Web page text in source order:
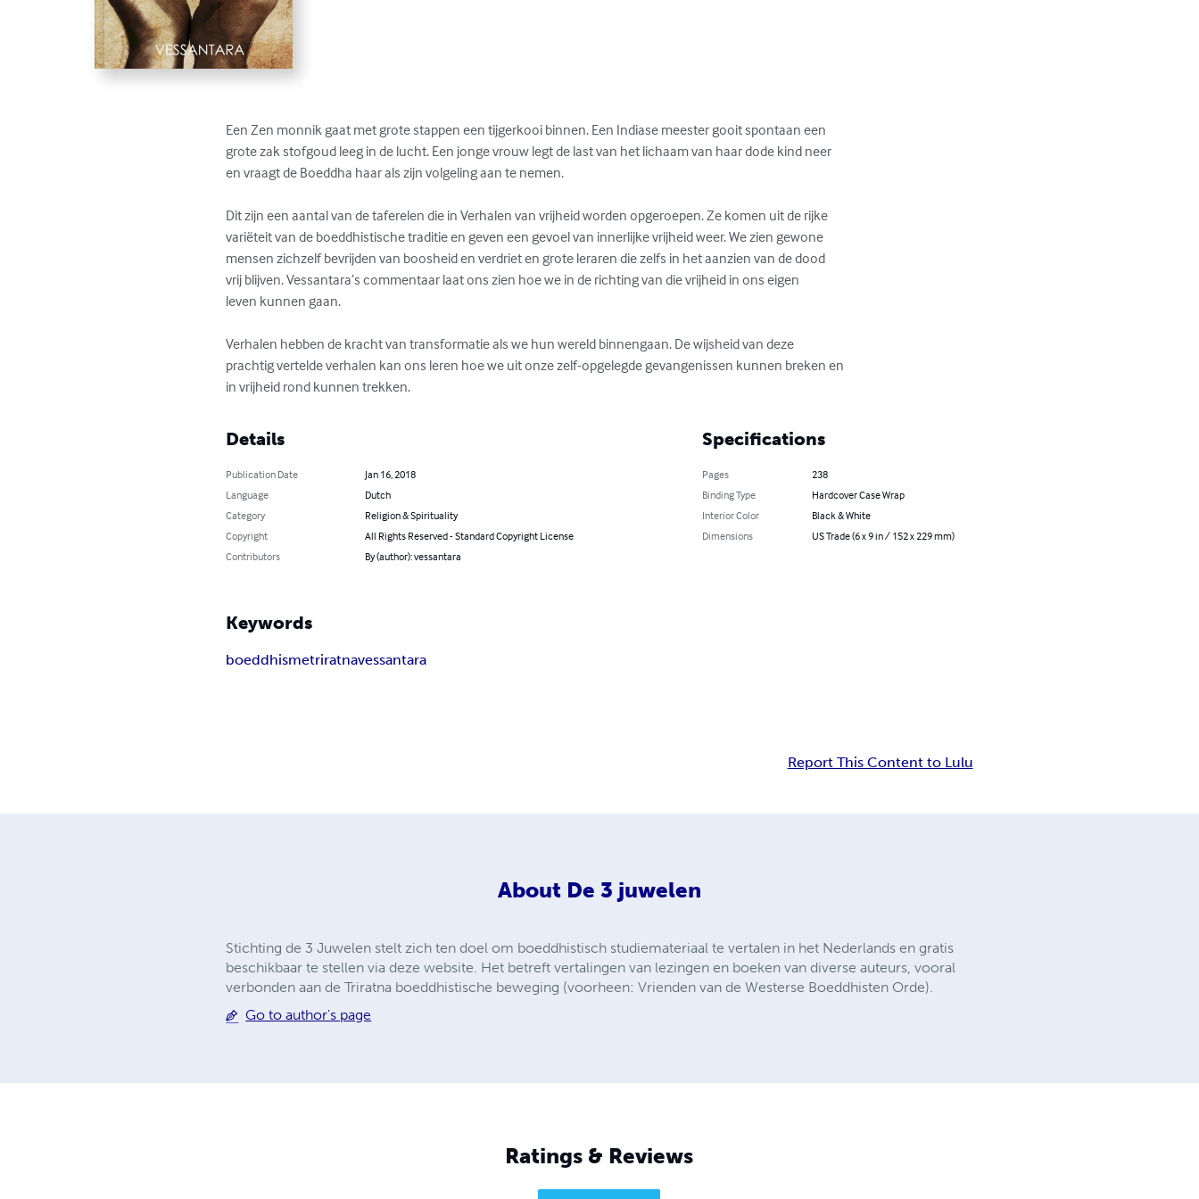
Een Zen monnik gaat met grote stappen een tijgerkooi binnen. Een Indiase meester gooit spontaan een
grote zak stofgoud leeg in de lucht. Een jonge vrouw legt de last van het lichaam van haar dode kind neer
en vraagt de Boeddha haar als zijn volgeling aan te nemen.
Dit zijn een aantal van de taferelen die in Verhalen van vrijheid worden opgeroepen. Ze komen uit de rijke
variëteit van de boeddhistische traditie en geven een gevoel van innerlijke vrijheid weer. We zien gewone
mensen zichzelf bevrijden van boosheid en verdriet en grote leraren die zelfs in het aanzien van de dood
vrij blijven. Vessantara’s commentaar laat ons zien hoe we in de richting van die vrijheid in ons eigen
leven kunnen gaan.
Verhalen hebben de kracht van transformatie als we hun wereld binnengaan. De wijsheid van deze
prachtig vertelde verhalen kan ons leren hoe we uit onze zelf-opgelegde gevangenissen kunnen breken en
in vrijheid rond kunnen trekken.
Details
Publication Date
Jan 16, 2018
Language
Dutch
Category
Religion & Spirituality
Copyright
All Rights Reserved - Standard Copyright License
Contributors
By (author): vessantara
Specifications
Pages
238
Binding Type
Hardcover Case Wrap
Interior Color
Black & White
Dimensions
US Trade (6 x 9 in / 152 x 229 mm)
Keywords
boeddhismetriratnavessantara
Report This Content to Lulu
About De 3 juwelen
Stichting de 3 Juwelen stelt zich ten doel om boeddhistisch studiemateriaal te vertalen in het Nederlands en gratis
beschikbaar te stellen via deze website. Het betreft vertalingen van lezingen en boeken van diverse auteurs, vooral
verbonden aan de Triratna boeddhistische beweging (voorheen: Vrienden van de Westerse Boeddhisten Orde).
Go to author's page
Ratings & Reviews